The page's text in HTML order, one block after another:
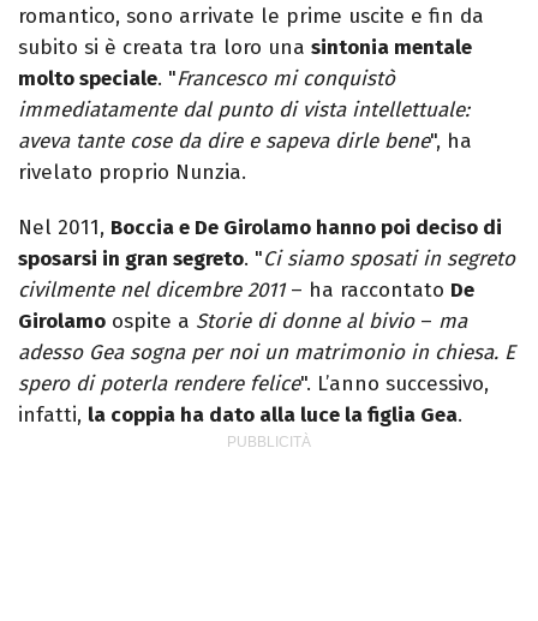
romantico, sono arrivate le prime uscite e fin da
subito si è creata tra loro una sintonia mentale
molto speciale. "Francesco mi conquistò
immediatamente dal punto di vista intellettuale:
aveva tante cose da dire e sapeva dirle bene", ha
rivelato proprio Nunzia.
Nel 2011, Boccia e De Girolamo hanno poi deciso di
sposarsi in gran segreto. "Ci siamo sposati in segreto
civilmente nel dicembre 2011– ha raccontato De
Girolamo ospite a Storie di donne al bivio– ma
adesso Gea sogna per noi un matrimonio in chiesa. E
spero di poterla rendere felice". L’anno successivo,
infatti, la coppia ha dato alla luce la figlia Gea.